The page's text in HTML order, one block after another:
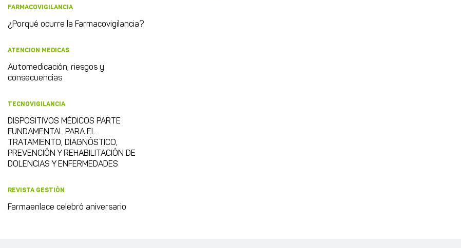
FARMACOVIGILANCIA
¿Porqué ocurre la Farmacovigilancia?
ATENCION MEDICAS
Automedicación, riesgos y
consecuencias
TECNOVIGILANCIA
DISPOSITIVOS MÉDICOS PARTE
FUNDAMENTAL PARA EL
TRATAMIENTO, DIAGNÓSTICO,
PREVENCIÓN Y REHABILITACIÓN DE
DOLENCIAS Y ENFERMEDADES
REVISTA GESTIÓN
Farmaenlace celebró aniversario